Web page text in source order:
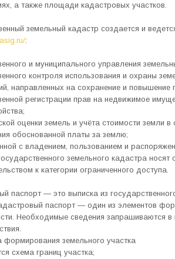
а также площади кадастровых участков.
земельный кадастр создается и
:
и муниципального управления
контроля использования и охраны
направленных на сохранение и повышение
регистрации прав на недвижимое
оценки земель и учёта стоимости земли
обоснованной платы за землю;
с владением, пользованием и
земельного кадастра
к категории ограниченного доступа.
паспорт — это выписка из
паспорт — один из элементов
Необходимые сведения запрашиваются
земельного участка
схема границ участка;